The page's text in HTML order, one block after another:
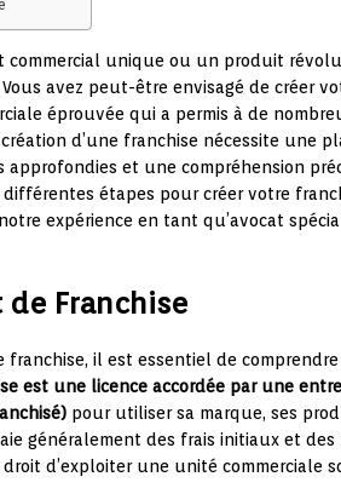
commercial unique ou un produit
avez peut-être envisagé de créer
éprouvée qui a permis à de
d’une franchise nécessite une
et une compréhension
étapes pour créer votre
expérience en tant qu’avocat
Franchise
il est essentiel de
est une licence accordée par une
pour utiliser sa marque, ses
généralement des frais initiaux et des
d’exploiter une unité commerciale